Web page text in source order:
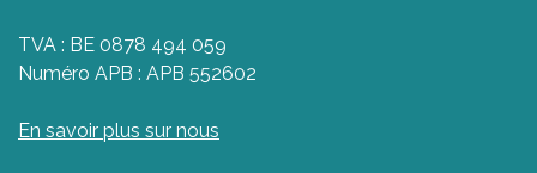
TVA : BE 0878 494 059
Numéro APB : APB 552602
En savoir plus sur nous